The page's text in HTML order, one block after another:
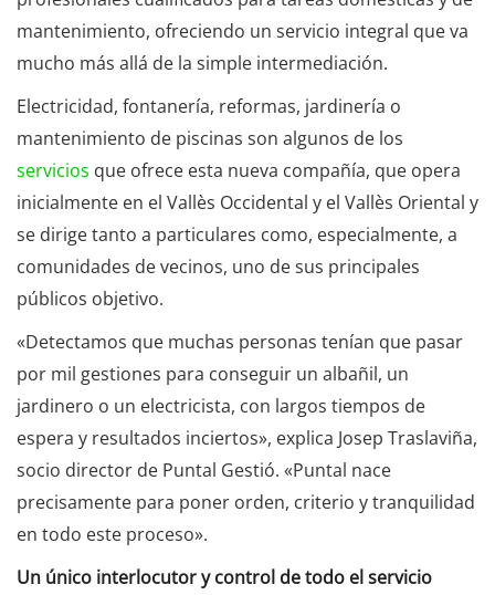
mantenimiento, ofreciendo un servicio integral que va
mucho más allá de la simple intermediación.
Electricidad, fontanería, reformas, jardinería o
mantenimiento de piscinas son algunos de los
servicios que ofrece esta nueva compañía, que opera
inicialmente en el Vallès Occidental y el Vallès Oriental y
se dirige tanto a particulares como, especialmente, a
comunidades de vecinos, uno de sus principales
públicos objetivo.
«Detectamos que muchas personas tenían que pasar
por mil gestiones para conseguir un albañil, un
jardinero o un electricista, con largos tiempos de
espera y resultados inciertos», explica Josep Traslaviña,
socio director de Puntal Gestió. «Puntal nace
precisamente para poner orden, criterio y tranquilidad
en todo este proceso».
Un único interlocutor y control de todo el servicio